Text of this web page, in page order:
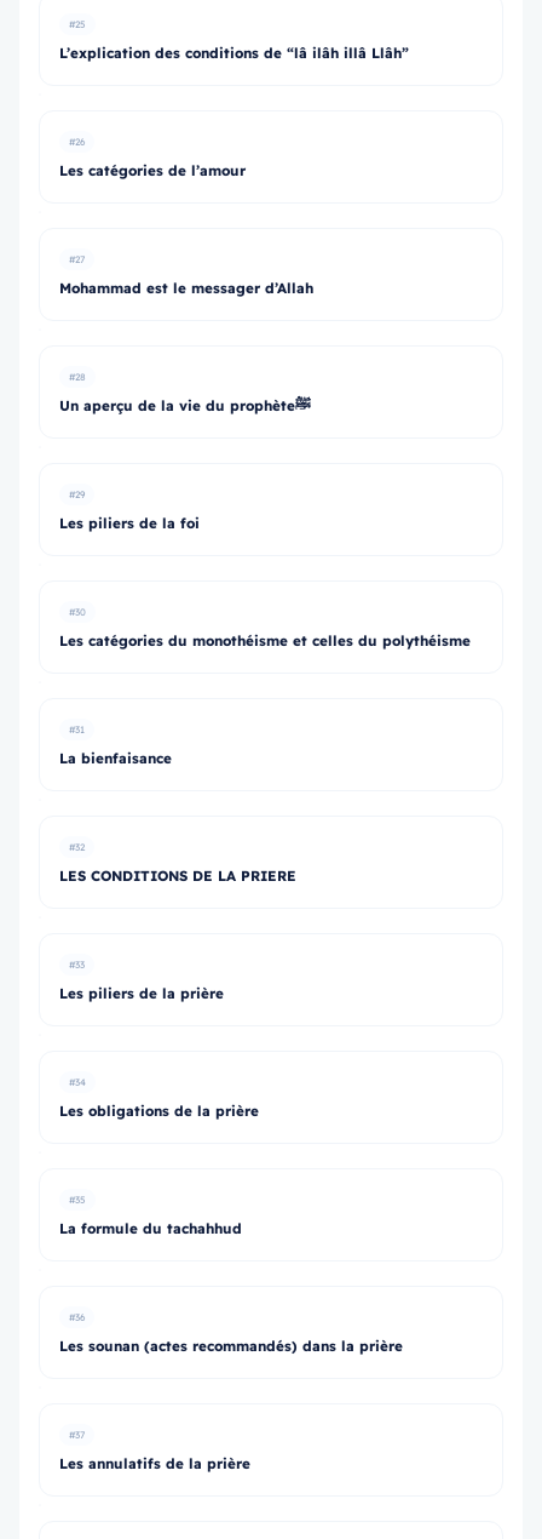
#25
L’explication des conditions de “lâ ilâh illâ Llâh”
#26
Les catégories de l’amour
#27
Mohammad est le messager d’Allah
#28
Un aperçu de la vie du prophèteﷺ
#29
Les piliers de la foi
#30
Les catégories du monothéisme et celles du polythéisme
#31
La bienfaisance
#32
LES CONDITIONS DE LA PRIERE
#33
Les piliers de la prière
#34
Les obligations de la prière
#35
La formule du tachahhud
#36
Les sounan (actes recommandés) dans la prière
#37
Les annulatifs de la prière